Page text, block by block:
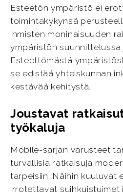
Esteetön ympäristö ei
toimintakykynsä
ihmisten moninaisuuden
ympäristön
Esteettömästä
se edistää yhteiskunnan
kestävää kehitystä.
Joustavat
työkaluja
Mobile-sarjan varusteet
turvallisia ratkaisuja
tarpeisiin. Näihin kuuluvat
irrotettavat suihkuistuimet